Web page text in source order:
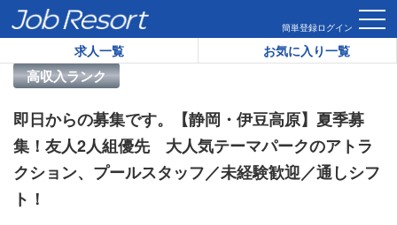
簡単登録ログイン
求人一覧 お気に入り一覧
HOME 求人一覧 即日からの募集です。【静岡・伊豆高原】
高収入ランク
リゾートバイト求人番号：
即日からの募集です。【静岡・伊豆高原】夏季募
集！友人2人組優先 大人気テーマパークのアトラ
クション、プールスタッフ／未経験歓迎／通しシフ
ト！